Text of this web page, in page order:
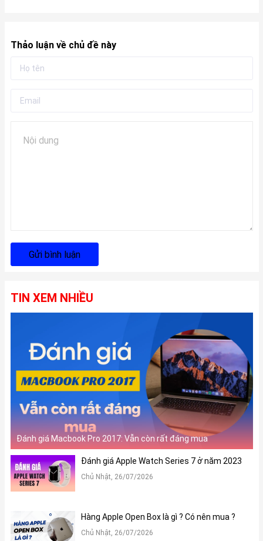
Thảo luận về chủ đề này
Gửi bình luận
TIN XEM NHIỀU
Đánh giá Macbook Pro 2017: Vẫn còn rất đáng mua
Đánh giá Apple Watch Series 7 ở năm 2023
Chủ Nhật, 26/07/2026
Hàng Apple Open Box là gì ? Có nên mua ?
Chủ Nhật, 26/07/2026